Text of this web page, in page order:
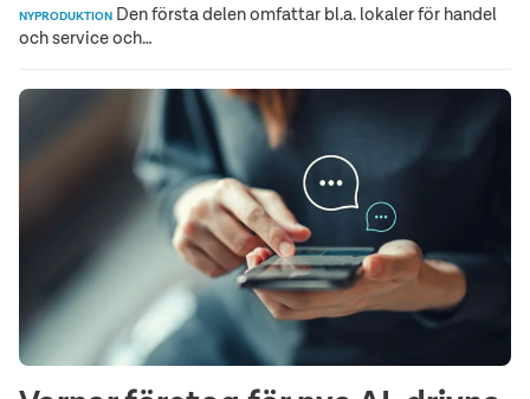
NYPRODUKTION Den första delen omfattar bl.a. lokaler för handel
och service och…